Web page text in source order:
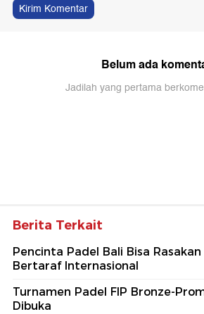
Kirim Komentar
Belum ada
Jadilah yang pertama
Berita Terkait
Pencinta Padel Bali Bisa
Bertaraf Internasional
Turnamen Padel FIP Bronze-
Dibuka